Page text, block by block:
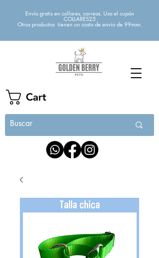
Cart
Envío gratis en collares, correas. Usa el cupón
COLLARES25
Otros productos tienen un costo de envío de 99mxn.